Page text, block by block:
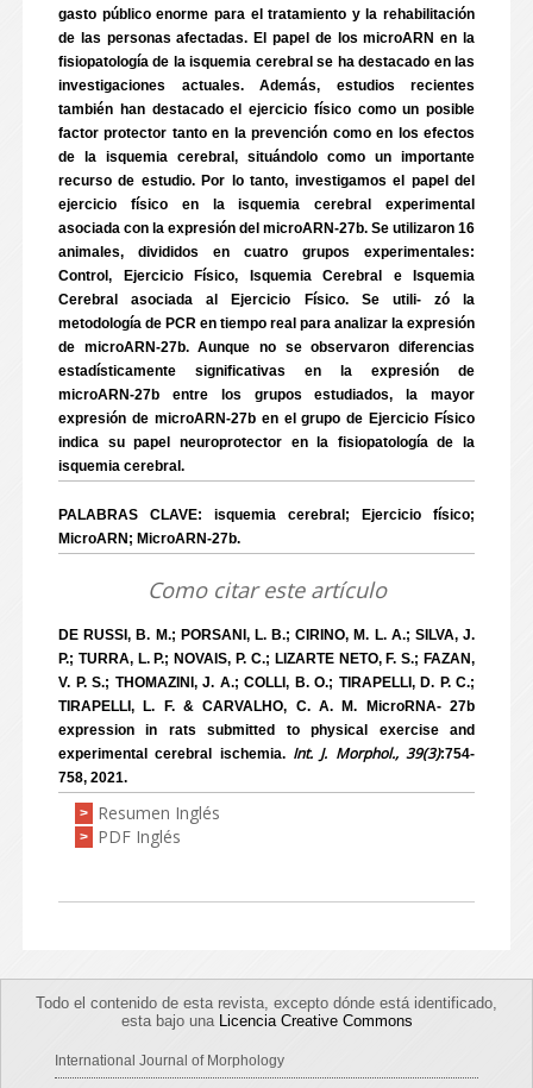
gasto público enorme para el tratamiento y la rehabilitación
de las personas afectadas. El papel de los microARN en la
fisiopatología de la isquemia cerebral se ha destacado en las
investigaciones actuales. Además, estudios recientes
también han destacado el ejercicio físico como un posible
factor protector tanto en la prevención como en los efectos
de la isquemia cerebral, situándolo como un importante
recurso de estudio. Por lo tanto, investigamos el papel del
ejercicio físico en la isquemia cerebral experimental
asociada con la expresión del microARN-27b. Se utilizaron 16
animales, divididos en cuatro grupos experimentales:
Control, Ejercicio Físico, Isquemia Cerebral e Isquemia
Cerebral asociada al Ejercicio Físico. Se utili- zó la
metodología de PCR en tiempo real para analizar la expresión
de microARN-27b. Aunque no se observaron diferencias
estadísticamente significativas en la expresión de
microARN-27b entre los grupos estudiados, la mayor
expresión de microARN-27b en el grupo de Ejercicio Físico
indica su papel neuroprotector en la fisiopatología de la
isquemia cerebral.
PALABRAS CLAVE: isquemia cerebral; Ejercicio físico;
MicroARN; MicroARN-27b.
Como citar este artículo
DE RUSSI, B. M.; PORSANI, L. B.; CIRINO, M. L. A.; SILVA, J.
P.; TURRA, L. P.; NOVAIS, P. C.; LIZARTE NETO, F. S.; FAZAN,
V. P. S.; THOMAZINI, J. A.; COLLI, B. O.; TIRAPELLI, D. P. C.;
TIRAPELLI, L. F. & CARVALHO, C. A. M. MicroRNA- 27b
expression in rats submitted to physical exercise and
experimental cerebral ischemia. Int. J. Morphol., 39(3):754-
758, 2021.
> Resumen Inglés
> PDF Inglés
Todo el contenido de esta revista, excepto dónde está identificado,
esta bajo una Licencia Creative Commons
International Journal of Morphology